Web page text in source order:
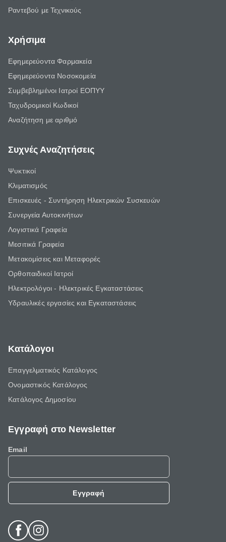
Ραντεβού με Τεχνικούς
Χρήσιμα
Εφημερεύοντα Φαρμακεία
Εφημερεύοντα Νοσοκομεία
Συμβεβλημένοι Ιατροί ΕΟΠΥΥ
Ταχυδρομικοί Κωδικοί
Αναζήτηση με αριθμό
Συχνές Αναζητήσεις
Ψυκτικοί
Κλιματισμός
Επισκευές - Συντήρηση Ηλεκτρικών Συσκευών
Συνεργεία Αυτοκινήτων
Λογιστικά Γραφεία
Μεσιτικά Γραφεία
Μετακομίσεις και Μεταφορές
Ορθοπαιδικοί Ιατροί
Ηλεκτρολόγοι - Ηλεκτρικές Εγκαταστάσεις
Υδραυλικές εργασίες και Εγκαταστάσεις
Κατάλογοι
Επαγγελματικός Κατάλογος
Ονομαστικός Κατάλογος
Κατάλογος Δημοσίου
Εγγραφή στο Newsletter
Email
Εγγραφή